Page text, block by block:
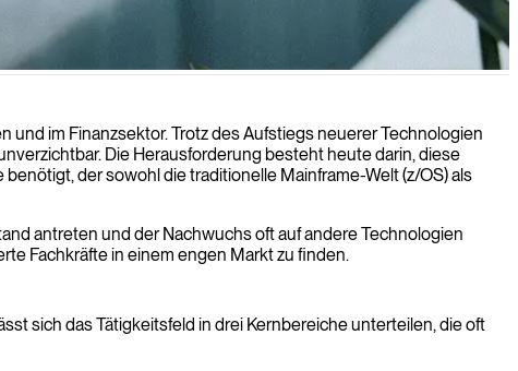
sondern auch perfekt auf Ihre spezifischen
im Finanzsektor. Trotz des Aufstiegs neuerer Technologien
Die Herausforderung besteht heute darin, diese
der sowohl die traditionelle Mainframe-Welt (z/OS) als
antreten und der Nachwuchs oft auf andere Technologien
Fachkräfte in einem engen Markt zu finden.
sich das Tätigkeitsfeld in drei Kernbereiche unterteilen, die oft